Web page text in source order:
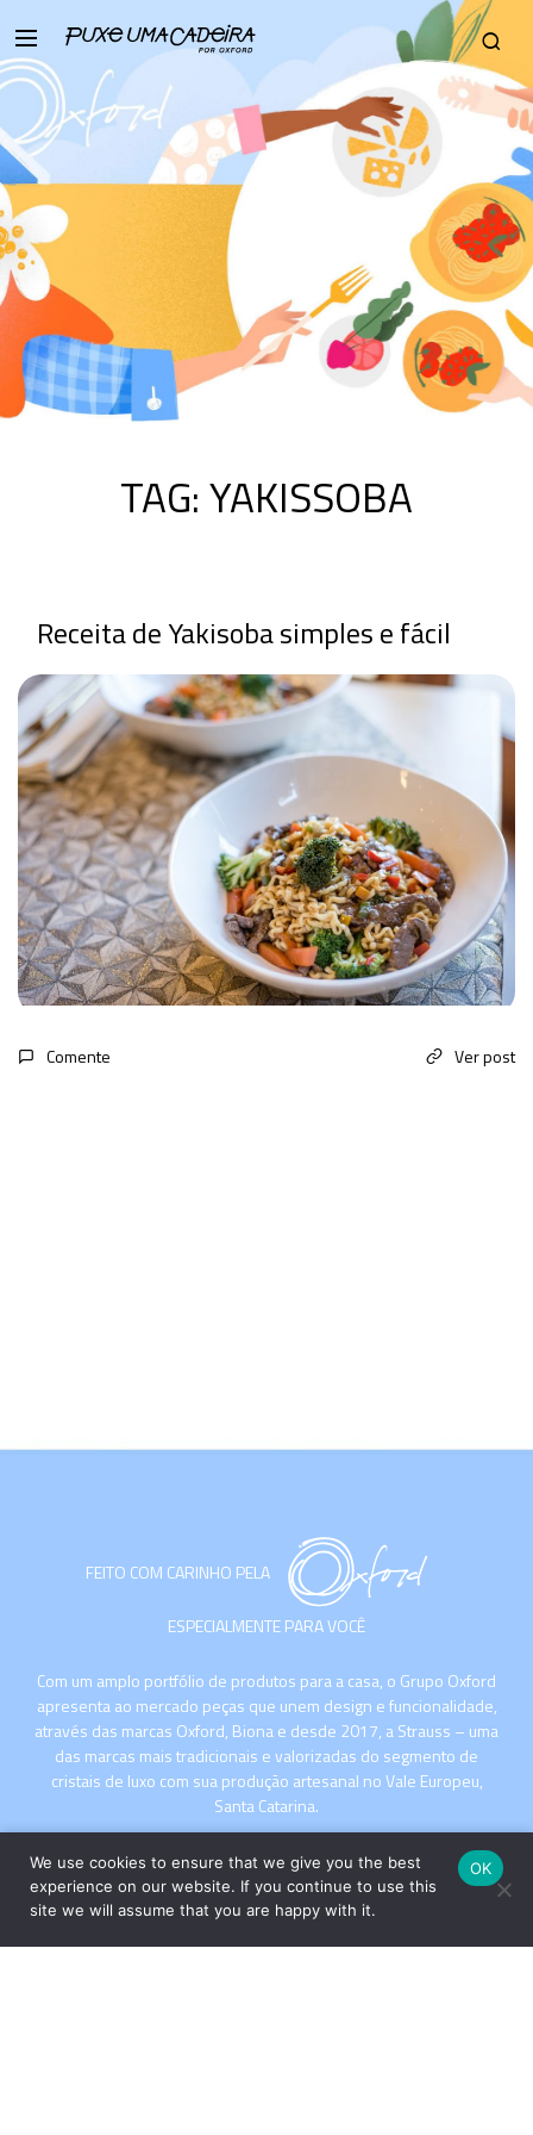
TAG:YAKISSOBA
Receita de Yakisoba simples e fácil
Comente Ver post
FEITO COM CARINHO PELA
ESPECIALMENTE PARA VOCÊ
Com um amplo portfólio de produtos para a casa, o Grupo Oxford
apresenta ao mercado peças que unem design e funcionalidade,
através das marcas Oxford, Biona e desde 2017, a Strauss – uma
das marcas mais tradicionais e valorizadas do segmento de
cristais de luxo com sua produção artesanal no Vale Europeu,
Santa Catarina.
We use cookies to ensure that we give you the best
experience on our website. If you continue to use this
site we will assume that you are happy with it.
OK